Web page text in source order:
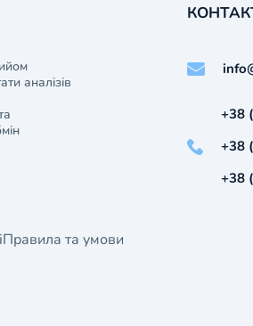
аналізів
+38
+38
+38
Правила та умови